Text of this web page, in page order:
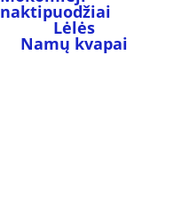
naktipuodžiai
Lėlės
Namų kvapai